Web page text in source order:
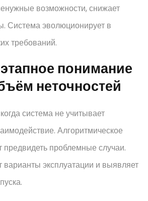
возможности, снижает
Система эволюционирует в
требований.
понимание
неточностей
система не учитывает
Алгоритмическое
предвидеть проблемные случаи.
варианты эксплуатации и выявляет